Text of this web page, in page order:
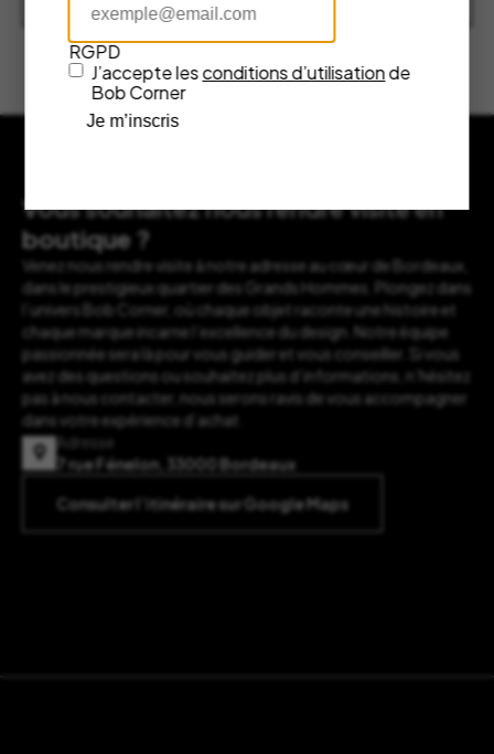
Vous souhaitez nous rendre visite en
boutique ?
Venez nous rendre visite à notre adresse au cœur de Bordeaux,
dans le prestigieux quartier des Grands Hommes. Plongez dans
l’univers Bob Corner, où chaque objet raconte une histoire et
chaque marque incarne l’excellence du design. Notre équipe
passionnée sera là pour vous guider et vous conseiller. Si vous
avez des questions ou souhaitez plus d’informations, n’hésitez
pas à nous contacter, nous serons ravis de vous accompagner
dans votre expérience d’achat.
Adresse
7 rue Fénelon, 33000 Bordeaux
Consulter l’itinéraire sur Google Maps
RGPD
J’accepte lesconditions d’utilisationde
Bob Corner
Je m’inscris